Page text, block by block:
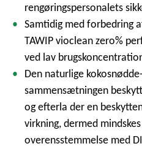
rengøringspersonalets
Samtidig med forbedring
TAWIP vioclean zero%
ved lav
Den naturlige
sammensætningen
og efterla der en
virkning, dermed
overensstemmelse med